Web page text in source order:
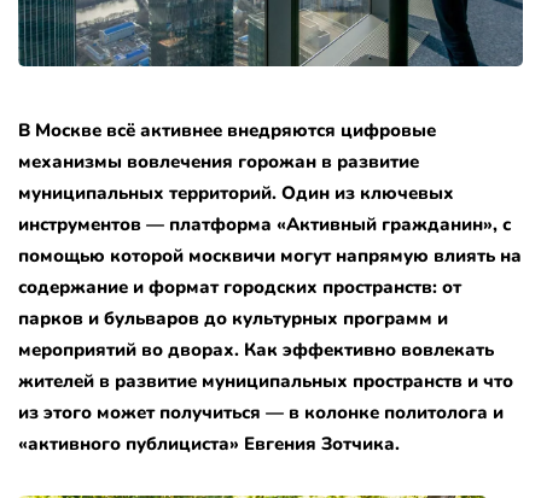
В Москве всё активнее внедряются цифровые
механизмы вовлечения горожан в развитие
муниципальных территорий. Один из ключевых
инструментов — платформа «Активный гражданин», с
помощью которой москвичи могут напрямую влиять на
содержание и формат городских пространств: от
парков и бульваров до культурных программ и
мероприятий во дворах. Как эффективно вовлекать
жителей в развитие муниципальных пространств и что
из этого может получиться — в колонке политолога и
«активного публициста» Евгения Зотчика.